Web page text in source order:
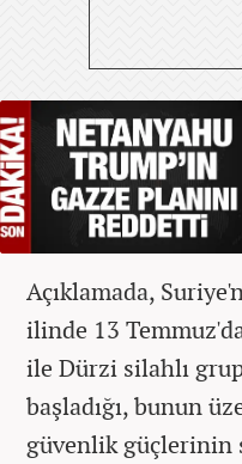
Açıklamada,
ilinde 13
ile Dürzi silahlı
başladığı, bunun
güvenlik güçlerinin